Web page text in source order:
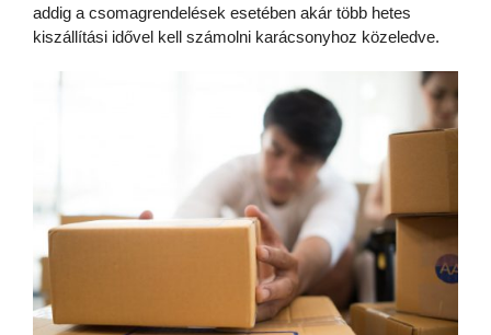
addig a csomagrendelések esetében akár több hetes
kiszállítási idővel kell számolni karácsonyhoz közeledve.